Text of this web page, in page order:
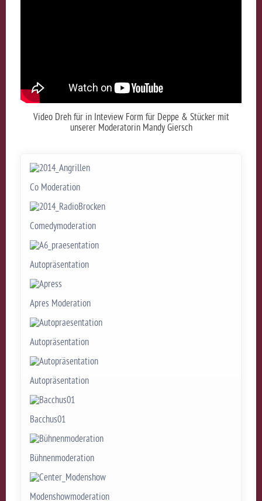
Video Dreh für in Inteview Form für Deppe & Stücker mit
unserer Moderatorin Mandy Giersch
Co Moderation
Comedymoderation
Autopräsentation
Apres Moderation
Autopräsentation
Autopräsentation
Bacchus01
Bühnenmoderation
Modenshowmoderation